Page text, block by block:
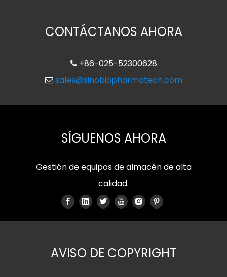
CONTÁCTANOS AHORA
+86-025-52300628
 sales@sinobiopharmatech.com
SÍGUENOS AHORA
Gestión de equipos de almacén de alta
calidad.
AVISO DE COPYRIGHT